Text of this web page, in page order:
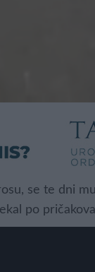
se te dni
po